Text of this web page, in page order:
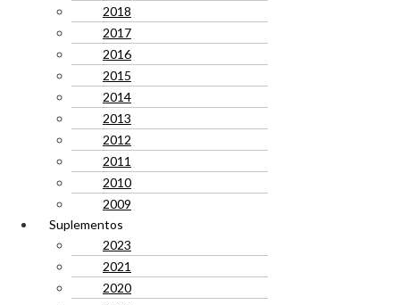
2018
2017
2016
2015
2014
2013
2012
2011
2010
2009
Suplementos
2023
2021
2020